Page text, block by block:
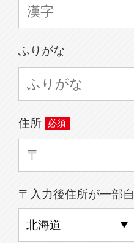
ふりがな
住所
〒入力後住所が一部